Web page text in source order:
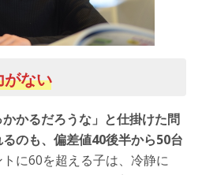
がない
かるだろうな」と仕掛けた問
のも、偏差値40後半から50台
に60を超える子は、冷静に